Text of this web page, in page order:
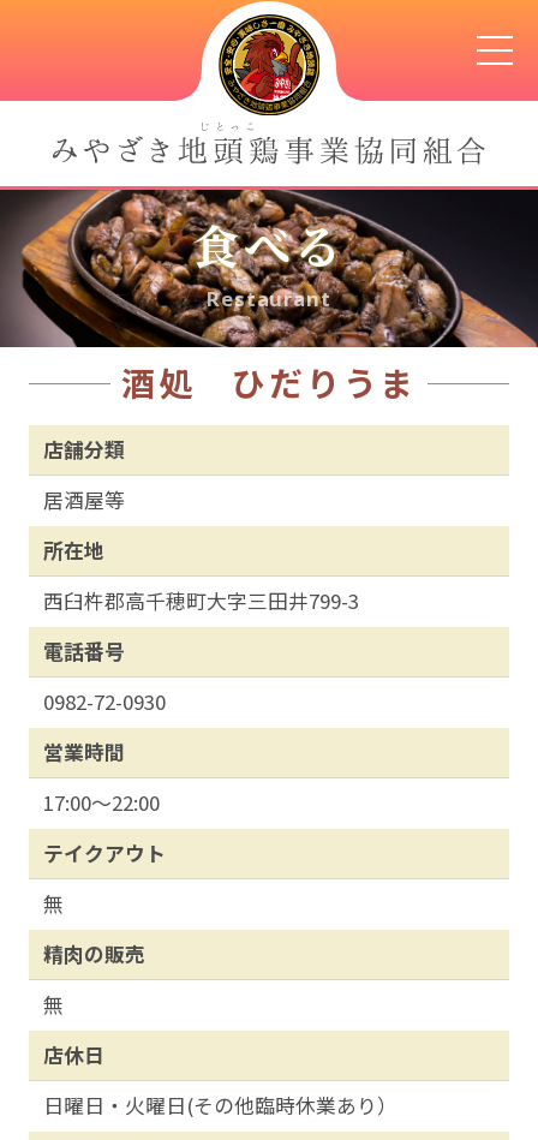
食べる
Restaurant
酒処 ひだりうま
店舗分類
居酒屋等
所在地
西臼杵郡高千穂町大字三田井799-3
電話番号
0982-72-0930
営業時間
17:00～22:00
テイクアウト
無
精肉の販売
無
店休日
日曜日・火曜日(その他臨時休業あり）